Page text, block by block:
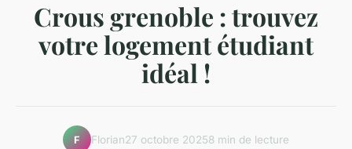
Crous grenoble : trouvez
votre logement étudiant
idéal !
F Florian27 octobre 20258 min de lecture